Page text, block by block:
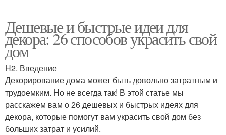
Дешевые и быстрые идеи для
декора: 26 способов украсить свой
дом
H2. Введение
Декорирование дома может быть довольно затратным и
трудоемким. Но не всегда так! В этой статье мы
расскажем вам о 26 дешевых и быстрых идеях для
декора, которые помогут вам украсить свой дом без
больших затрат и усилий.